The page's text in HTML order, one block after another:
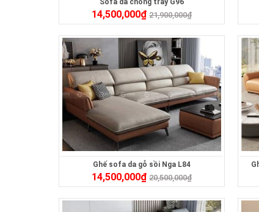
14,500,000₫ 21,900,000₫
Ghế sofa da gỗ sồi Nga L84
14,500,000₫ 20,500,000₫